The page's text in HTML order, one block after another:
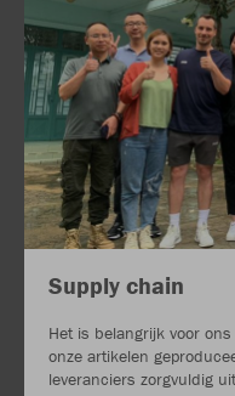
Supply chain
Het is belangrijk voor
onze artikelen
leveranciers zorgvuldig